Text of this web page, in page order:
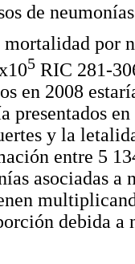
de
por
5 RIC 281-
en 2008
presentados
y la
entre 5
asociadas
debida